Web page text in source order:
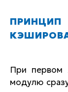
При первом
модулю